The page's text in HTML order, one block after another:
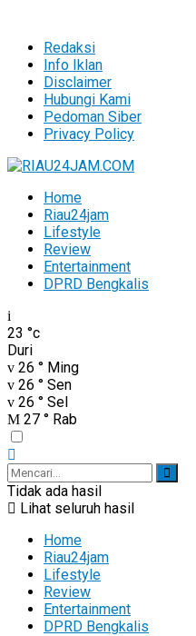
Redaksi
Info Iklan
Disclaimer
Hubungi Kami
Pedoman Siber
Privacy Policy
Home
Riau24jam
Lifestyle
Review
Entertainment
DPRD Bengkalis
23 °c
Duri
26 ° Ming
26 ° Sen
26 ° Sel
27 ° Rab
Tidak ada hasil
Lihat seluruh hasil
Home
Riau24jam
Lifestyle
Review
Entertainment
DPRD Bengkalis